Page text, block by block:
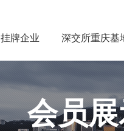
挂牌企业 深交所重庆基
会员